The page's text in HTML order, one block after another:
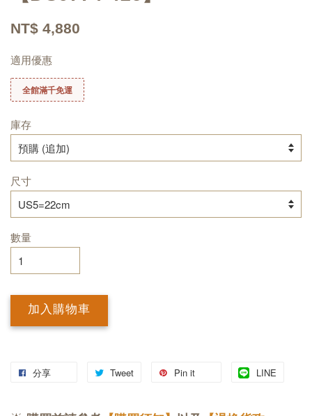
NT$ 4,880
適用優惠
全館滿千免運
庫存
尺寸
數量
加入購物車
分享 Tweet Pin it LINE